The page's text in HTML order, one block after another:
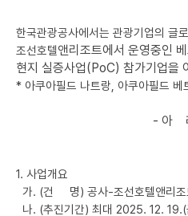
한국관광공사에서는 관광기업의 글
조선호텔앤리조트에서 운영중인
현지 실증사업(PoC) 참가기업을
* 아쿠아필드 나트랑, 아쿠아필드
- 아
1. 사업개요
가. (건 명) 공사-조선호텔앤리조
나. (추진기간) 최대 2025. 12.